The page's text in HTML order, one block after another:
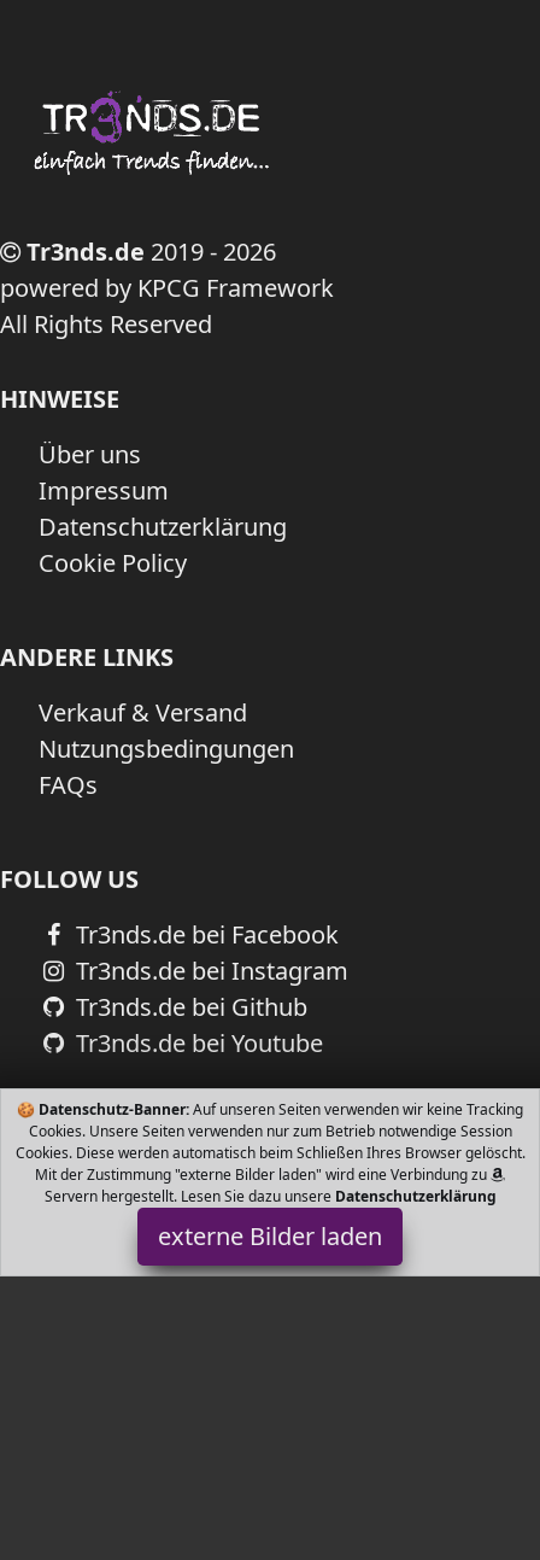
🍪 Datenschutz-Banner:Auf unseren Seiten verwenden wir keine Tracking
Cookies. Unsere Seiten verwenden nur zum Betrieb notwendige Session
Cookies. Diese werden automatisch beim Schließen Ihres Browser gelöscht.
Mit der Zustimmung "externe Bilder laden" wird eine Verbindung zu
Servern hergestellt. Lesen Sie dazu unsere Datenschutzerklärung
externe Bilder laden
Tr3nds.de 2019 - 2026
powered by KPCG Framework
All Rights Reserved
HINWEISE
Über uns
Impressum
Datenschutzerklärung
Cookie Policy
ANDERE LINKS
Verkauf & Versand
Nutzungsbedingungen
FAQs
FOLLOW US
Tr3nds.de bei Facebook
Tr3nds.de bei Instagram
Tr3nds.de bei Github
Tr3nds.de bei Youtube